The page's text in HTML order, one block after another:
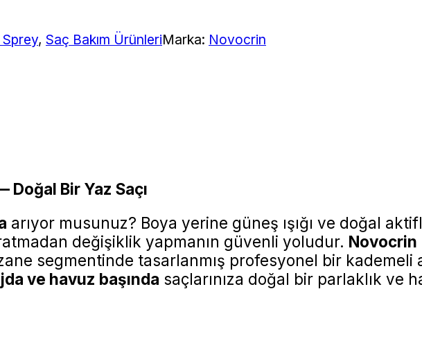
Sprey, Saç Bakım ÜrünleriMarka: Novocrin
Doğal Bir Yaz Saçı
arıyor musunuz? Boya yerine güneş ışığı ve doğal
değişiklik yapmanın güvenli yoludur. Novocrin
segmentinde tasarlanmış profesyonel bir kademeli
ve havuz başında saçlarınıza doğal bir parlaklık ve